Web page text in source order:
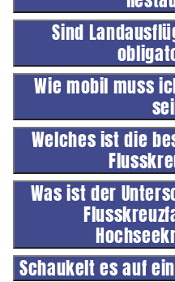
Sind
Wie mobil muss
Welches ist die
Was ist der
Schaukelt es auf